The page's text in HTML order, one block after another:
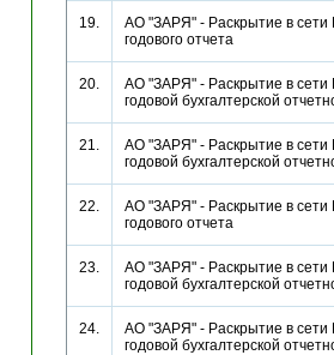
19.
АО "ЗАРЯ" - Раскрытие в сети
годового отчета
20.
АО "ЗАРЯ" - Раскрытие в сети
годовой бухгалтерской
21.
АО "ЗАРЯ" - Раскрытие в сети
годовой бухгалтерской
22.
АО "ЗАРЯ" - Раскрытие в сети
годового отчета
23.
АО "ЗАРЯ" - Раскрытие в сети
годовой бухгалтерской
24.
АО "ЗАРЯ" - Раскрытие в сети
годовой бухгалтерской